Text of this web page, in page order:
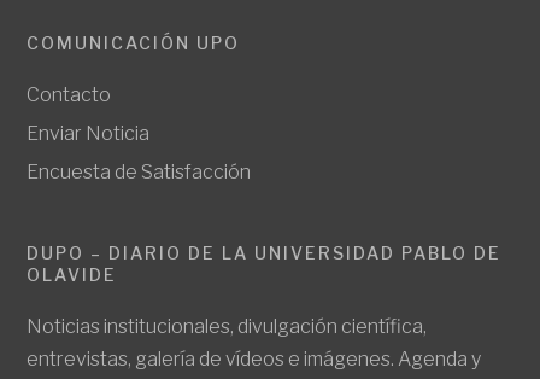
COMUNICACIÓN UPO
Contacto
Enviar Noticia
Encuesta de Satisfacción
DUPO – DIARIO DE LA UNIVERSIDAD PABLO DE
OLAVIDE
Noticias institucionales, divulgación científica,
entrevistas, galería de vídeos e imágenes. Agenda y